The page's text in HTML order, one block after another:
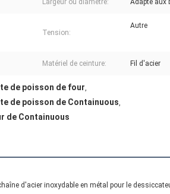
Largeur ou diamètre: Adapté aux
Tension:
Autre
Matériel de ceinture: Fil d'acier
de poisson de four,
de poisson de Containuous,
de Containuous
d'acier inoxydable en métal pour le